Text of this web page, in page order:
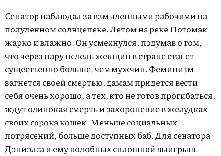
Сенатор наблюдал за взмыленными рабочими на
полуденном солнцепеке. Летом на реке Потомак
жарко и влажно. Он усмехнулся, подумав о том,
что через пару недель женщин в стране станет
существенно больше, чем мужчин. Феминизм
загнется своей смертью, дамам придется вести
себя очень хорошо, а тех, кто не готов прогибаться,
ждут одинокая смерть и захоронение в желудках
своих сорока кошек. Меньше социальных
потрясений, больше доступных баб. Для сенатора
Дэниэлса и ему подобных сплошной выигрыш.